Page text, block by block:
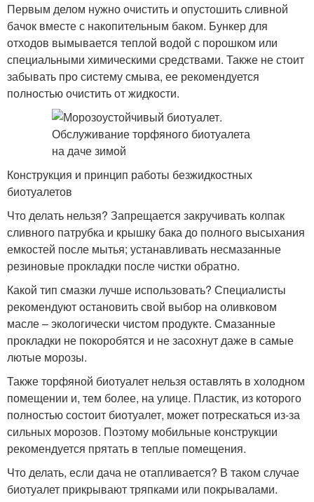
Первым делом нужно очистить и опустошить сливной
бачок вместе с накопительным баком. Бункер для
отходов вымывается теплой водой с порошком или
специальными химическими средствами. Также не стоит
забывать про систему смыва, ее рекомендуется
полностью очистить от жидкости.
Конструкция и принцип работы безжидкостных
биотуалетов
Что делать нельзя? Запрещается закручивать колпак
сливного патрубка и крышку бака до полного высыхания
емкостей после мытья; устанавливать несмазанные
резиновые прокладки после чистки обратно.
Какой тип смазки лучше использовать? Специалисты
рекомендуют остановить свой выбор на оливковом
масле – экологически чистом продукте. Смазанные
прокладки не покоробятся и не засохнут даже в самые
лютые морозы.
Также торфяной биотуалет нельзя оставлять в холодном
помещении и, тем более, на улице. Пластик, из которого
полностью состоит биотуалет, может потрескаться из-за
сильных морозов. Поэтому мобильные конструкции
рекомендуется прятать в теплые помещения.
Что делать, если дача не отапливается? В таком случае
биотуалет прикрывают тряпками или покрывалами.